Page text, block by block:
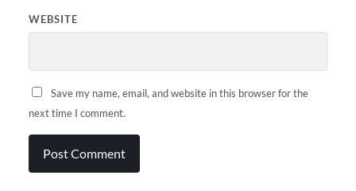
WEBSITE
Save my name, email, and website in this browser for the
next time I comment.